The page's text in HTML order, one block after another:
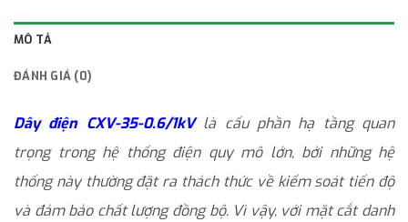
MÔ TẢ
ĐÁNH GIÁ (0)
Dây điện CXV-35-0.6/1kVlà cấu phần hạ tầng quan
trọng trong hệ thống điện quy mô lớn, bởi những hệ
thống này thường đặt ra thách thức về kiểm soát tiến độ
và đảm bảo chất lượng đồng bộ. Vì vậy, với mặt cắt danh